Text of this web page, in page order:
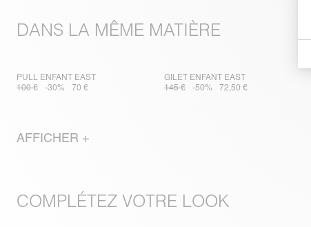
DANS LA MÊME MATIÈRE
PULL ENFANT EAST
100 €
-30% 70 €
GILET ENFANT EAST
145 €
-50% 72,50 €
AFFICHER +
COMPLÉTEZ VOTRE LOOK